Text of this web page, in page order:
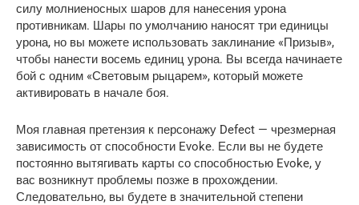
силу молниеносных шаров для нанесения урона
противникам. Шары по умолчанию наносят три единицы
урона, но вы можете использовать заклинание «Призыв»,
чтобы нанести восемь единиц урона. Вы всегда начинаете
бой с одним «Световым рыцарем», который можете
активировать в начале боя.
Моя главная претензия к персонажу Defect — чрезмерная
зависимость от способности Evoke. Если вы не будете
постоянно вытягивать карты со способностью Evoke, у
вас возникнут проблемы позже в прохождении.
Следовательно, вы будете в значительной степени